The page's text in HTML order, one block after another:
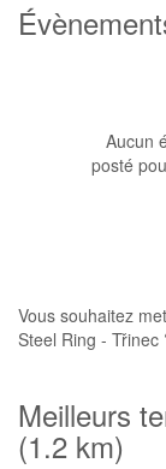
Aucun
posté
Vous souhaitez
Steel Ring - Třinec
Meilleurs
(1.2 km)